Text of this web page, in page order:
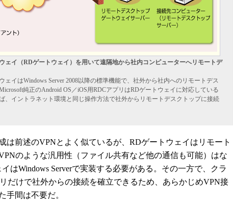
ェイ（RDゲートウェイ）を用いて遠隔地から社内コンピューターへリモートデ
ェイはWindows Server 2008以降の標準機能で、社外から社内へのリモートデス
純正のAndroid OS／iOS用RDCアプリはRDゲートウェイに対応している
、イントラネット環境と同じ操作方法で社外からリモートデスクトップに接続
前述のVPNとよく似ているが、RDゲートウェイはリモート
のような汎用性（ファイル共有など他の通信も可能）はな
はWindows Serverで実装する必要がある。その一方で、クラ
だけで社外からの接続を確立できるため、あらかじめVPN接
手間は不要だ。